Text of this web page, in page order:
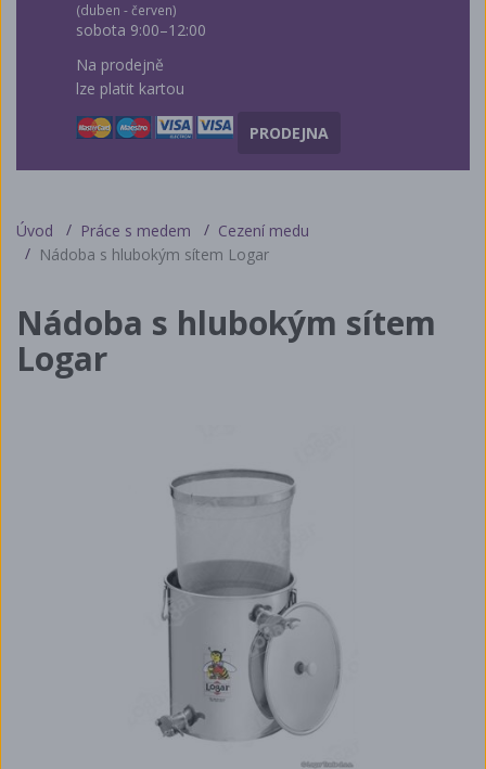
(duben - červen)
sobota 9:00–12:00
Na prodejně
lze platit kartou
PRODEJNA
Úvod Práce s medem
Cezení medu
Nádoba s hlubokým sítem Logar
Nádoba s hlubokým sítem
Logar